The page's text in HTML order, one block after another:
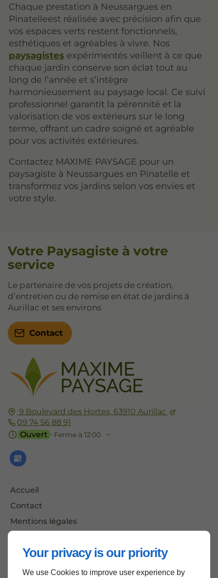
Your privacy is our priority
We use Cookies to improve user experience by
Chaque prestation à Neussargues en
Pinatelleest réalisée avec précision afin que
vos espaces verts restent fonctionnels,
esthétiques et agréables à vivre. Nos
paysagistes expérimentés veillent à ce que
chaque jardin conserve son éclat tout au
long de l’année et s’intègre
harmonieusement au paysage local. Ce suivi
professionnel garantit la pérennité et la
valorisation de vos extérieurs sur le long
terme, offrant un cadre soigné et agréable
pour vos activités extérieures.
Contactez MAXIME PAYSAGE pour un
paysagiste à Neussargues en Pinatelle et
transformez vos jardins selon vos envies et
votre style.
9 Boulevard des Hortes, 63910 Aurillac
09 74 56 88 91
Ouvert ⋅ Ferme à 12:00
Accueil
Contact
Mentions légales
Votre Paysagiste à votre
service
Le partenaire de vos projets de création,
d’entretien ou de remise en état de jardins à
Aurillac et ses environs
Contact